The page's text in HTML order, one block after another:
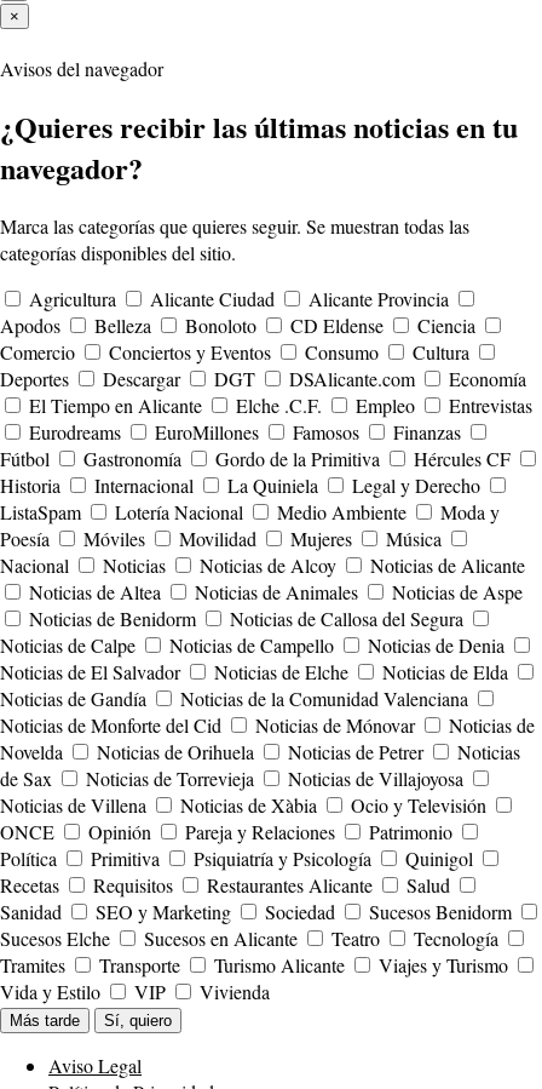
×
Avisos del navegador
¿Quieres recibir las últimas noticias en tu
navegador?
Marca las categorías que quieres seguir. Se muestran todas las
categorías disponibles del sitio.
Agricultura
Alicante Ciudad
Alicante Provincia
Apodos
Belleza Bonoloto CD Eldense
Ciencia
Comercio
Conciertos y Eventos Consumo
Cultura
Deportes
Descargar DGT DSAlicante.com
Economía
El Tiempo en Alicante
Elche .C.F. Empleo
Entrevistas
Eurodreams
EuroMillones Famosos
Finanzas
Fútbol
Gastronomía Gordo de la Primitiva
Hércules CF
Historia
Internacional La Quiniela
Legal y Derecho
ListaSpam
Lotería Nacional Medio Ambiente
Moda y
Poesía
Móviles Movilidad Mujeres
Música
Nacional
Noticias Noticias de Alcoy
Noticias de Alicante
Noticias de Altea
Noticias de Animales
Noticias de Aspe
Noticias de Benidorm
Noticias de Callosa del Segura
Noticias de Calpe
Noticias de Campello
Noticias de Denia
Noticias de El Salvador
Noticias de Elche
Noticias de Elda
Noticias de Gandía
Noticias de la Comunidad Valenciana
Noticias de Monforte del Cid
Noticias de Mónovar
Noticias de
Novelda
Noticias de Orihuela Noticias de Petrer
Noticias
de Sax
Noticias de Torrevieja
Noticias de Villajoyosa
Noticias de Villena
Noticias de Xàbia
Ocio y Televisión
ONCE
Opinión Pareja y Relaciones
Patrimonio
Política
Primitiva Psiquiatría y Psicología
Quinigol
Recetas
Requisitos Restaurantes Alicante
Salud
Sanidad
SEO y Marketing Sociedad
Sucesos Benidorm
Sucesos Elche
Sucesos en Alicante Teatro
Tecnología
Tramites
Transporte Turismo Alicante
Viajes y Turismo
Vida y Estilo
VIP Vivienda
Más tarde Sí, quiero
Aviso Legal